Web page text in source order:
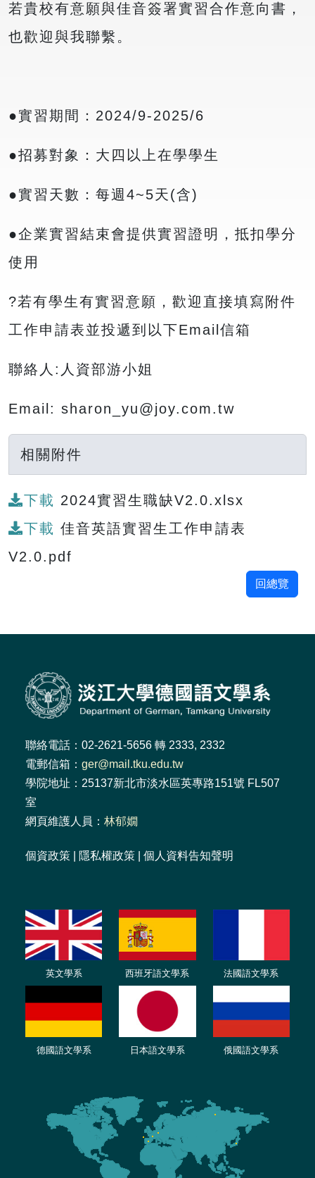
若貴校有意願與佳音簽署實習合作意向書，
也歡迎與我聯繫。
●實習期間：2024/9-2025/6
●招募對象：大四以上在學學生
●實習天數：每週4~5天(含)
●企業實習結束會提供實習證明，抵扣學分
使用
?若有學生有實習意願，歡迎直接填寫附件
工作申請表並投遞到以下Email信箱
聯絡人:人資部游小姐
Email: sharon_yu@joy.com.tw
相關附件
下載 2024實習生職缺V2.0.xlsx
下載 佳音英語實習生工作申請表
V2.0.pdf
回總覽
聯絡電話：02-2621-5656 轉 2333, 2332
電郵信箱： ger@mail.tku.edu.tw
學院地址：25137新北市淡水區英專路151號 FL507
室
網頁維護人員： 林郁嫺
個資政策 隱私權政策 個人資料告知聲明
英文學系 西班牙語文學系 法國語文學系
德國語文學系 日本語文學系 俄國語文學系